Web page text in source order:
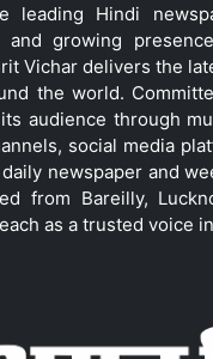
Hindi
growing
Vichar delivers the
the world.
audience through
social media
newspaper and
from Bareilly,
as a trusted voice